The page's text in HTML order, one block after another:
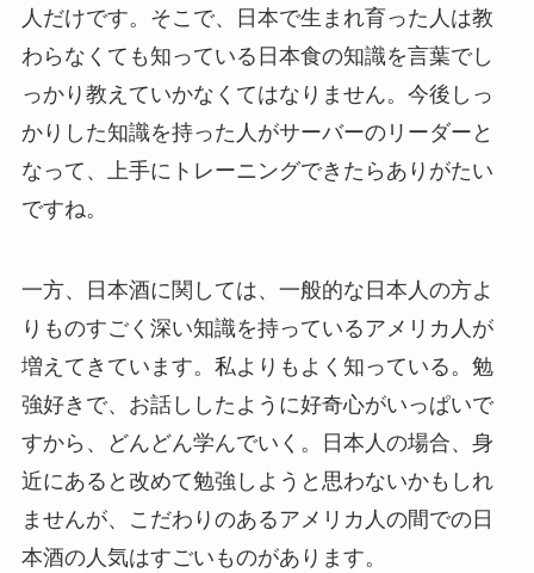
人だけです。そこで、日本で生まれ育った人は教
わらなくても知っている日本食の知識を言葉でし
っかり教えていかなくてはなりません。今後しっ
かりした知識を持った人がサーバーのリーダーと
なって、上手にトレーニングできたらありがたい
ですね。
一方、日本酒に関しては、一般的な日本人の方よ
りものすごく深い知識を持っているアメリカ人が
増えてきています。私よりもよく知っている。勉
強好きで、お話ししたように好奇心がいっぱいで
すから、どんどん学んでいく。日本人の場合、身
近にあると改めて勉強しようと思わないかもしれ
ませんが、こだわりのあるアメリカ人の間での日
本酒の人気はすごいものがあります。